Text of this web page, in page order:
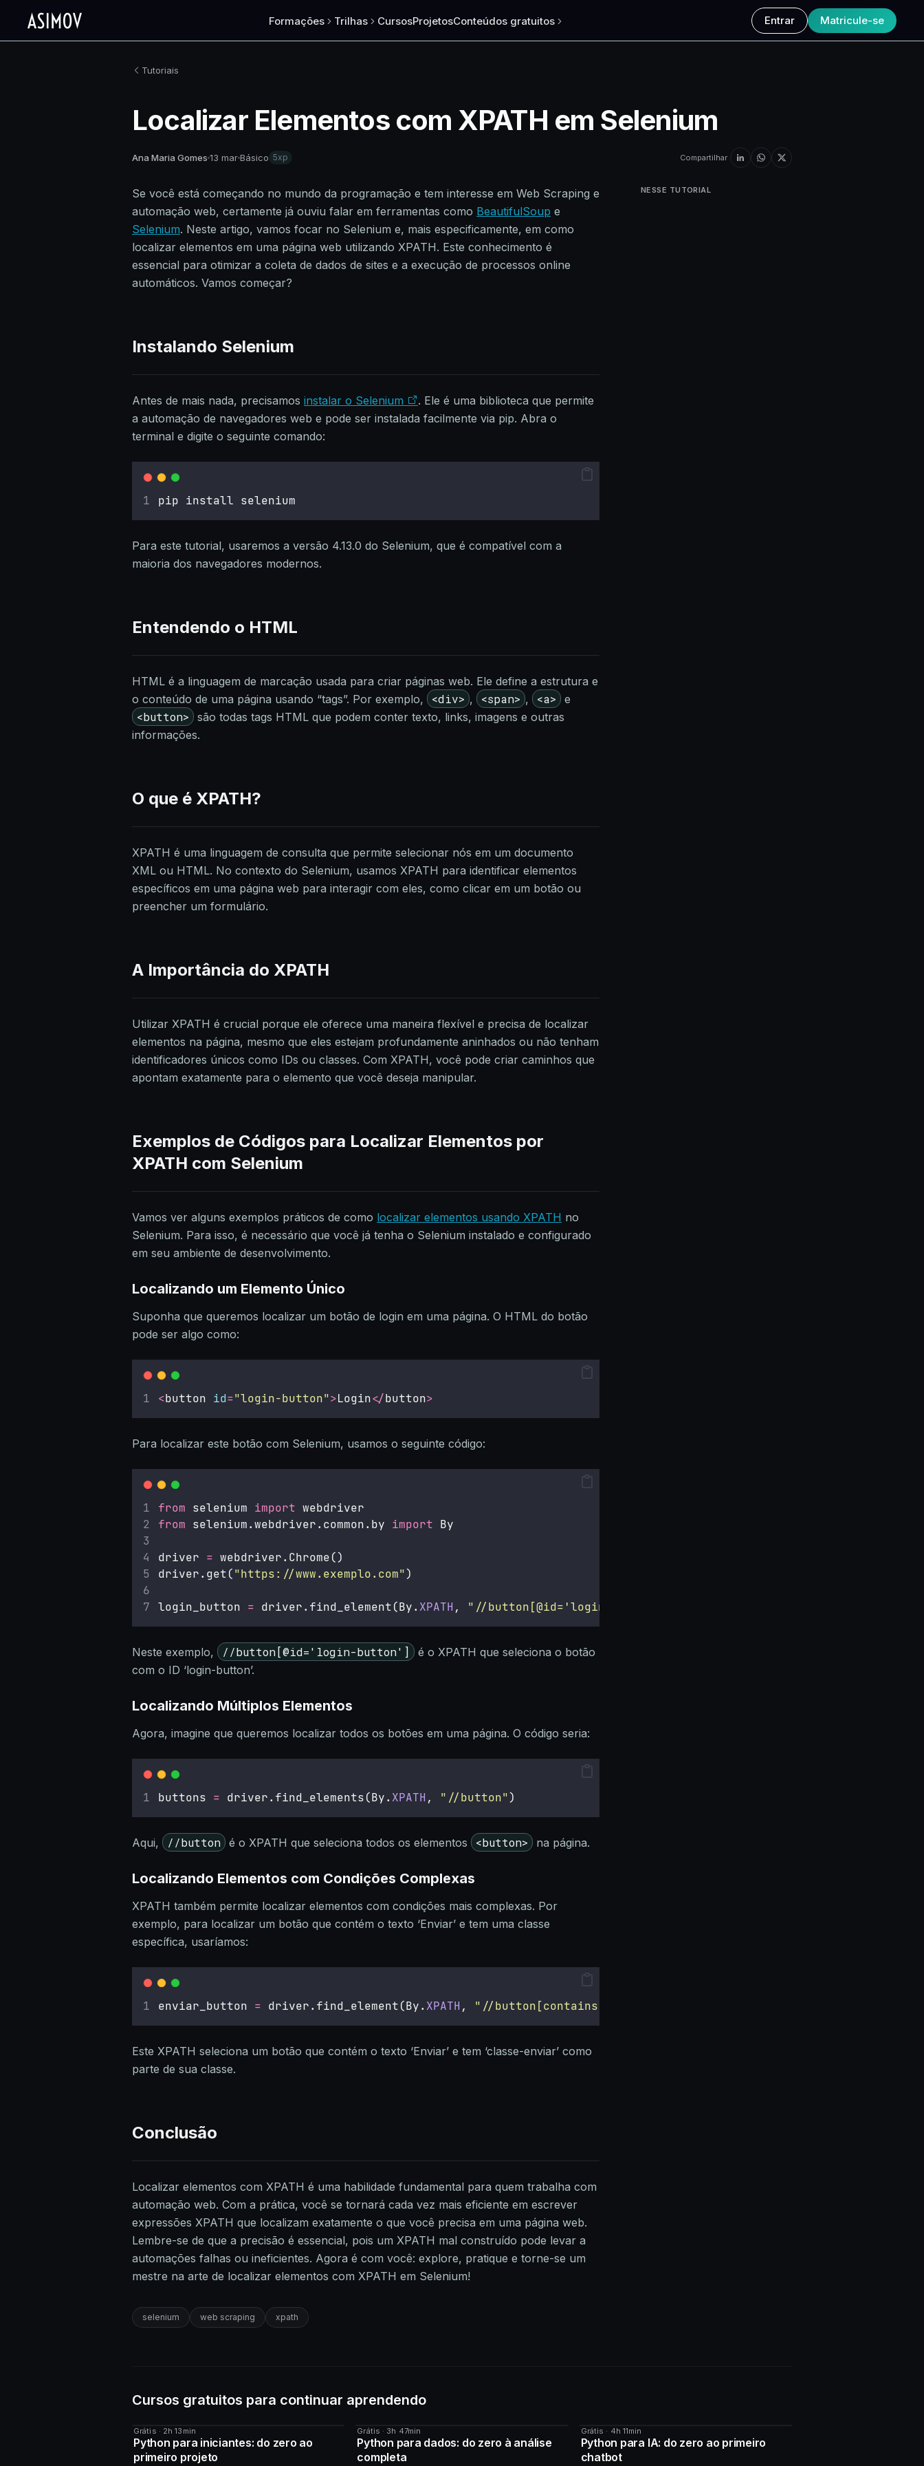
Formações Trilhas CursosProjetosConteúdos gratuitos Entrar Matricule-se
Tutoriais
Localizar Elementos com XPATH em Selenium
Ana Maria Gomes 13 marBásico 5xp Compartilhar
Se você está começando no mundo da programação e tem interesse em Web Scraping e
automação web, certamente já ouviu falar em ferramentas como BeautifulSoup e
Selenium. Neste artigo, vamos focar no Selenium e, mais especificamente, em como
localizar elementos em uma página web utilizando XPATH. Este conhecimento é
essencial para otimizar a coleta de dados de sites e a execução de processos online
automáticos. Vamos começar?
Instalando Selenium
Antes de mais nada, precisamos instalar o Selenium
. Ele é uma biblioteca que permite
a automação de navegadores web e pode ser instalada facilmente via pip. Abra o
terminal e digite o seguinte comando:
pip install selenium
Para este tutorial, usaremos a versão 4.13.0 do Selenium, que é compatível com a
maioria dos navegadores modernos.
Entendendo o HTML
HTML é a linguagem de marcação usada para criar páginas web. Ele define a estrutura e
o conteúdo de uma página usando “tags”. Por exemplo,
<div> , <span> , <a> e
<button>
são todas tags HTML que podem conter texto, links, imagens e outras
informações.
O que é XPATH?
XPATH é uma linguagem de consulta que permite selecionar nós em um documento
XML ou HTML. No contexto do Selenium, usamos XPATH para identificar elementos
específicos em uma página web para interagir com eles, como clicar em um botão ou
preencher um formulário.
A Importância do XPATH
Utilizar XPATH é crucial porque ele oferece uma maneira flexível e precisa de localizar
elementos na página, mesmo que eles estejam profundamente aninhados ou não tenham
identificadores únicos como IDs ou classes. Com XPATH, você pode criar caminhos que
apontam exatamente para o elemento que você deseja manipular.
Exemplos de Códigos para Localizar Elementos por
XPATH com Selenium
Vamos ver alguns exemplos práticos de como localizar elementos usando XPATH no
Selenium. Para isso, é necessário que você já tenha o Selenium instalado e configurado
em seu ambiente de desenvolvimento.
Localizando um Elemento Único
Suponha que queremos localizar um botão de login em uma página. O HTML do botão
pode ser algo como:
<button id="login-button">Login</button>
Para localizar este botão com Selenium, usamos o seguinte código:
from selenium import webdriver
from selenium.webdriver.common.by import By
driver = webdriver.Chrome()
driver.get("https://www.exemplo.com")
login_button = driver.find_element(By. XPATH , " //button[@id='login-button']
Neste exemplo, //button[@id='login-button']
é o XPATH que seleciona o botão
com o ID ‘login-button’.
Localizando Múltiplos Elementos
Agora, imagine que queremos localizar todos os botões em uma página. O código seria:
buttons = driver.find_elements(By. XPATH , " //button")
Aqui, //button é o XPATH que seleciona todos os elementos <button> na página.
Localizando Elementos com Condições Complexas
XPATH também permite localizar elementos com condições mais complexas. Por
exemplo, para localizar um botão que contém o texto ‘Enviar’ e tem uma classe
específica, usaríamos:
enviar_button = driver.find_element(By. XPATH , " //button[contains(text(), 'Enviar') and contains(@class,
Este XPATH seleciona um botão que contém o texto ‘Enviar’ e tem ‘classe-enviar’ como
parte de sua classe.
Conclusão
Localizar elementos com XPATH é uma habilidade fundamental para quem trabalha com
automação web. Com a prática, você se tornará cada vez mais eficiente em escrever
expressões XPATH que localizam exatamente o que você precisa em uma página web.
Lembre-se de que a precisão é essencial, pois um XPATH mal construído pode levar a
automações falhas ou ineficientes. Agora é com você: explore, pratique e torne-se um
mestre na arte de localizar elementos com XPATH em Selenium!
selenium web scraping xpath
NESSE TUTORIAL
Cursos gratuitos para continuar aprendendo
CURSO
Grátis · 2h 13min
Python para iniciantes: do zero ao
primeiro projeto
CURSO
Grátis · 3h 47min
Python para dados: do zero à análise
completa
CURSO
Grátis · 4h 11min
Python para IA: do zero ao primeiro
chatbot